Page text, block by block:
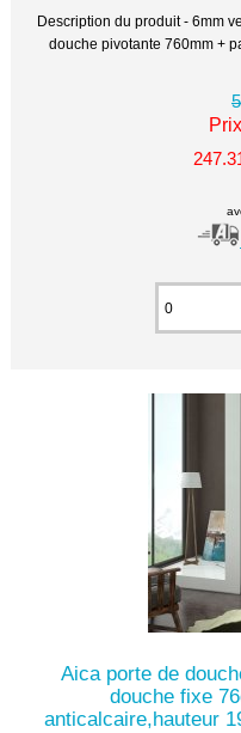
Description du produit - 6mm verre de sécurité et anticalcaire - Porte de
douche pivotante 760mm +
Aica porte de
douche fixe
anticalcaire,hauteur